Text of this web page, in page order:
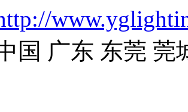
国 广东 东莞 莞